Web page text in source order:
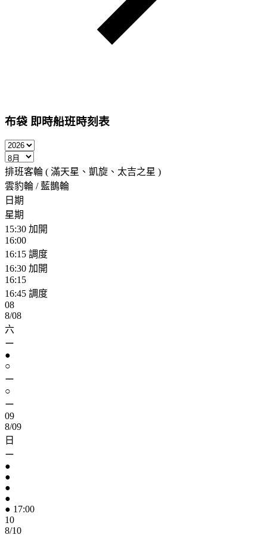
布袋 即時船班時刻表
排班客輪 ( 滿天星、凱旋、太吉之星 )
雲豹輪 / 藍鵲輪
日期
星期
15:30 加開
16:00
16:15 調度
16:30 加開
16:15
16:45 調度
08
8/08
六
ー
●
○
ー
○
ー
09
8/09
日
ー
●
●
●
●
● 17:00
10
8/10